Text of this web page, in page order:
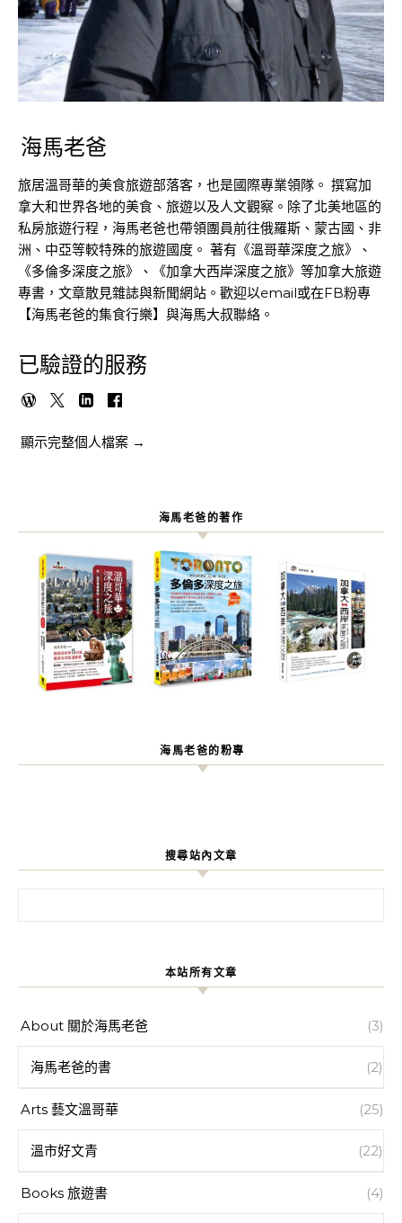
海馬老爸
旅居溫哥華的美食旅遊部落客，也是國際專業領隊。 撰寫加
拿大和世界各地的美食、旅遊以及人文觀察。除了北美地區的
私房旅遊行程，海馬老爸也帶領團員前往俄羅斯、蒙古國、非
洲、中亞等較特殊的旅遊國度。 著有《溫哥華深度之旅》、
《多倫多深度之旅》、《加拿大西岸深度之旅》等加拿大旅遊
專書，文章散見雜誌與新聞網站。歡迎以email或在FB粉專
【海馬老爸的集食行樂】與海馬大叔聯絡。
已驗證的服務
顯示完整個人檔案 →
海馬老爸的著作
海馬老爸的粉專
搜尋站內文章
本站所有文章
About 關於海馬老爸 (3)
海馬老爸的書 (2)
Arts 藝文溫哥華 (25)
溫市好文青 (22)
Books 旅遊書 (4)